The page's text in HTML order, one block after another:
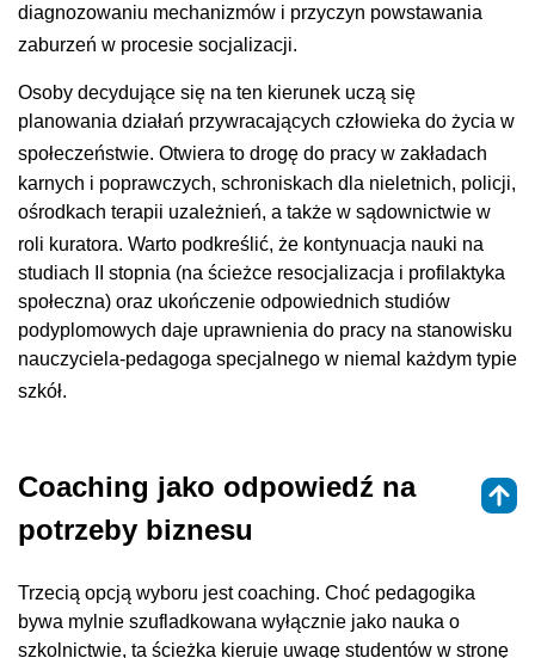
diagnozowaniu mechanizmów i przyczyn powstawania
zaburzeń w procesie socjalizacji.
Osoby decydujące się na ten kierunek uczą się
planowania działań przywracających człowieka do życia w
społeczeństwie. Otwiera to drogę do pracy w zakładach
karnych i poprawczych, schroniskach dla nieletnich, policji,
ośrodkach terapii uzależnień, a także w sądownictwie w
roli kuratora. Warto podkreślić, że kontynuacja nauki na
studiach II stopnia (na ścieżce resocjalizacja i profilaktyka
społeczna) oraz ukończenie odpowiednich studiów
podyplomowych daje uprawnienia do pracy na stanowisku
nauczyciela-pedagoga specjalnego w niemal każdym typie
szkół.
Coaching jako odpowiedź na
potrzeby biznesu
Trzecią opcją wyboru jest coaching. Choć pedagogika
bywa mylnie szufladkowana wyłącznie jako nauka o
szkolnictwie, ta ścieżka kieruje uwagę studentów w stronę